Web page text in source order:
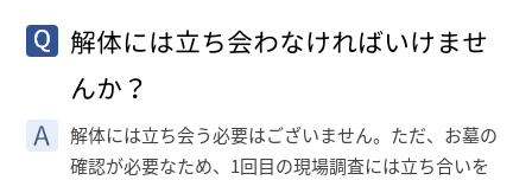
解体には立ち会わなければいけませ
んか？
解体には立ち会う必要はございません。ただ、お墓の
確認が必要なため、1回目の現場調査には立ち合いを